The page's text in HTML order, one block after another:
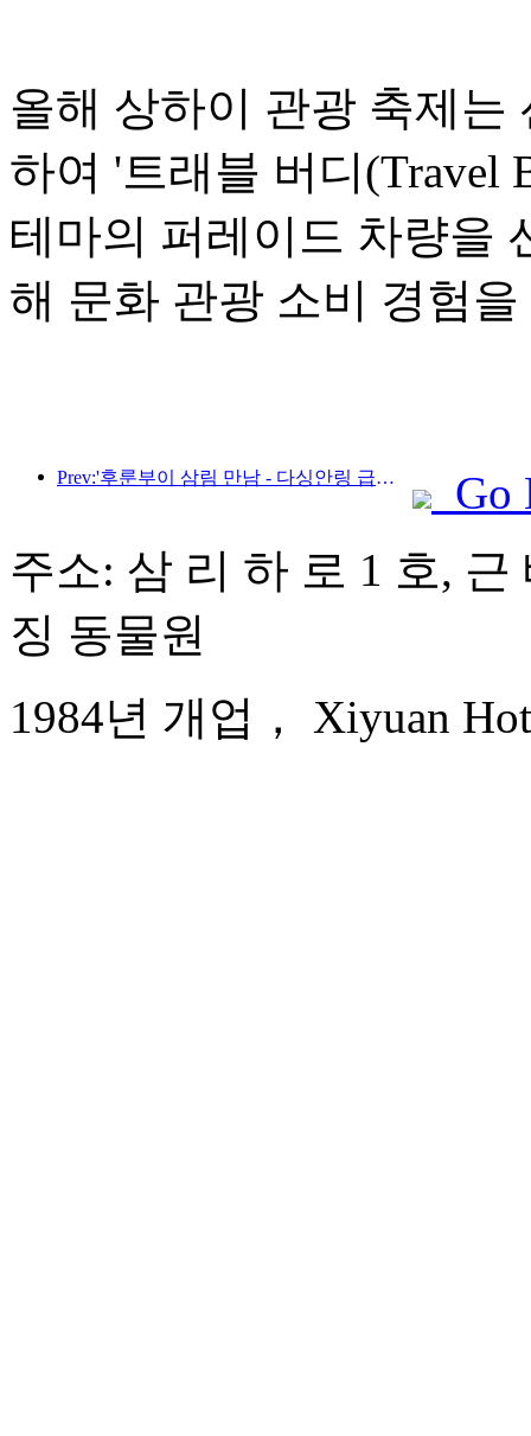
올해 상하이 관광 축제는
하여 '트래블 버디(Travel
테마의 퍼레이드 차량을
해 문화 관광 소비 경험
Prev:'후룬부이 삼림 만남 - 다싱안링 급행열차 - 별빛 열차 - 천이 여행' 관광열차가 첫 운행을 시작합니다.
Go
주소: 삼 리 하 로 1 호,
징 동물원
1984년 개업， Xiyuan